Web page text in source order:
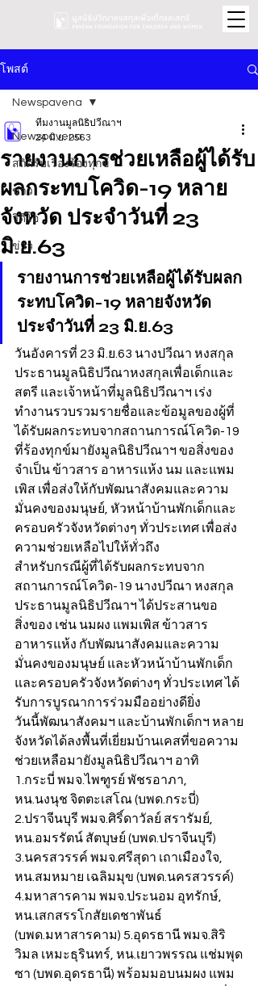
โพสต์
Newspavena
สถิติรับเรื่องร้องทุกข์
ข่าว
วิดีโอ
ข่าว
Newspavena
รายงานการช่วยเหลือผู้ได้รับ
ผลกระทบโควิด-19 หลาย
จังหวัด ประจำวันที่ 23
มิ.ย.63
ทีมงานมูลนิธิปวีณาฯ
24 มิ.ย. 2563
รายงานการช่วยเหลือผู้ได้รับผลก
ระทบโควิด-19 หลายจังหวัด
ประจำวันที่ 23 มิ.ย.63
วันอังคารที่ 23 มิ.ย.63 นางปวีณา หงสกุล
ประธานมูลนิธิปวีณาหงสกุลเพื่อเด็กและ
สตรี และเจ้าหน้าที่มูลนิธิปวีณาฯ เร่ง
ทำงานรวบรวมรายชื่อและข้อมูลของผู้ที่
ได้รับผลกระทบจากสถานการณ์โควิด-19
ที่ร้องทุกข์มายังมูลนิธิปวีณาฯ ขอสิ่งของ
จำเป็น ข้าวสาร อาหารแห้ง นม และแพม
เพิส เพื่อส่งให้กับพัฒนาสังคมและความ
มั่นคงของมนุษย์, หัวหน้าบ้านพักเด็กและ
ครอบครัวจังหวัดต่างๆ ทั่วประเทศ เพื่อส่ง
ความช่วยเหลือไปให้ทั่วถึง
สำหรับกรณีผู้ที่ได้รับผลกระทบจาก
สถานการณ์โควิด-19 นางปวีณา หงสกุล
ประธานมูลนิธิปวีณาฯ ได้ประสานขอ
สิ่งของ เช่น นมผง แพมเพิส ข้าวสาร
อาหารแห้ง กับพัฒนาสังคมและความ
มั่นคงของมนุษย์ และหัวหน้าบ้านพักเด็ก
และครอบครัวจังหวัดต่างๆ ทั่วประเทศ ได้
รับการบูรณาการร่วมมืออย่างดียิ่ง
วันนี้พัฒนาสังคมฯ และบ้านพักเด็กฯ หลาย
จังหวัดได้ลงพื้นที่เยี่ยมบ้านเคสที่ขอความ
ช่วยเหลือมายังมูลนิธิปวีณาฯ อาทิ
1.กระบี่ พมจ.ไพฑูรย์ พัชรอาภา,
หน.นงนุช จิตตะเสโณ (บพด.กระบี่)
2.ปราจีนบุรี พมจ.ศิริ์ดาวัลย์ สรารัมย์,
หน.อมรรัตน์ สัตบุษย์ (บพด.ปราจีนบุรี)
3.นครสวรรค์ พมจ.ศรีสุดา เถาเมืองใจ,
หน.สมหมาย เฉลิมมุข (บพด.นครสวรรค์)
4.มหาสารคาม พมจ.ประนอม อุทรักษ์,
หน.เสกสรรโกสัยเดชาพันธ์
(บพด.มหาสารคาม) 5.อุดรธานี พมจ.สิริ
วิมล เหมะธุรินทร์, หน.เยาวพรรณ แช่มพุด
ซา (บพด.อุดรธานี) พร้อมมอบนมผง แพม